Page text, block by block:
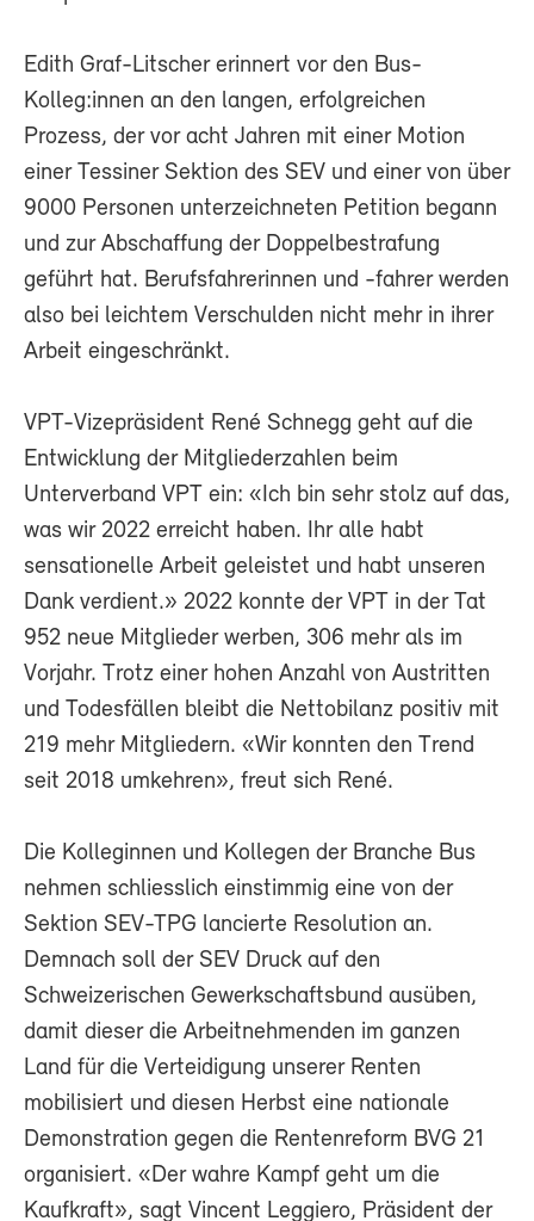
Edith Graf-Litscher erinnert vor den Bus-
Kolleg:innen an den langen, erfolgreichen
Prozess, der vor acht Jahren mit einer Motion
einer Tessiner Sektion des SEV und einer von über
9000 Personen unterzeichneten Petition begann
und zur Abschaffung der Doppelbestrafung
geführt hat. Berufsfahrerinnen und -fahrer werden
also bei leichtem Verschulden nicht mehr in ihrer
Arbeit eingeschränkt.
VPT-Vizepräsident René Schnegg geht auf die
Entwicklung der Mitgliederzahlen beim
Unterverband VPT ein: «Ich bin sehr stolz auf das,
was wir 2022 erreicht haben. Ihr alle habt
sensationelle Arbeit geleistet und habt unseren
Dank verdient.» 2022 konnte der VPT in der Tat
952 neue Mitglieder werben, 306 mehr als im
Vorjahr. Trotz einer hohen Anzahl von Austritten
und Todesfällen bleibt die Nettobilanz positiv mit
219 mehr Mitgliedern. «Wir konnten den Trend
seit 2018 umkehren», freut sich René.
Die Kolleginnen und Kollegen der Branche Bus
nehmen schliesslich einstimmig eine von der
Sektion SEV-TPG lancierte Resolution an.
Demnach soll der SEV Druck auf den
Schweizerischen Gewerkschaftsbund ausüben,
damit dieser die Arbeitnehmenden im ganzen
Land für die Verteidigung unserer Renten
mobilisiert und diesen Herbst eine nationale
Demonstration gegen die Rentenreform BVG 21
organisiert. «Der wahre Kampf geht um die
Kaufkraft», sagt Vincent Leggiero, Präsident der